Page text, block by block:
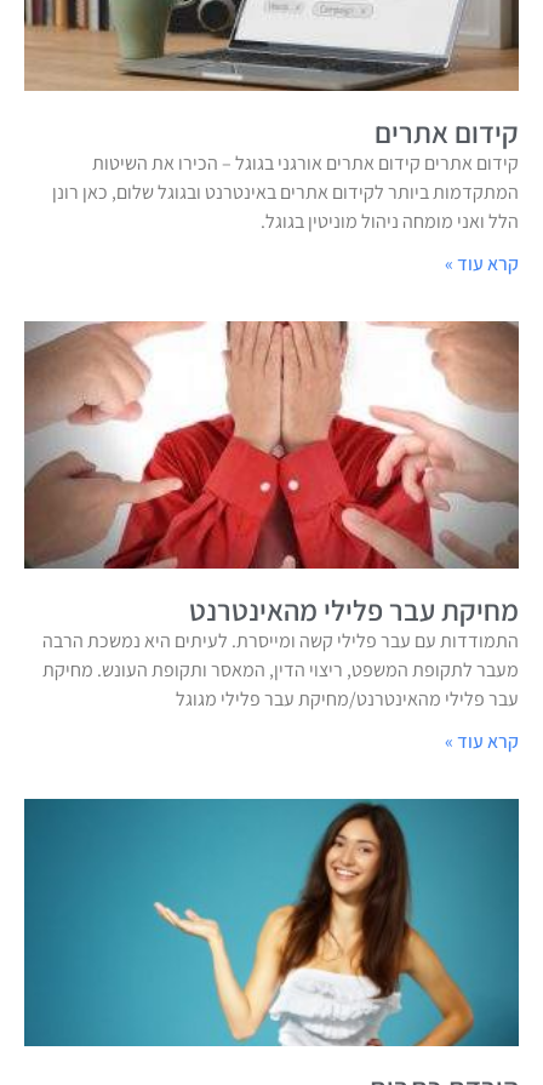
קידום אתרים
קידום אתרים קידום אתרים אורגני בגוגל – הכירו את השיטות
המתקדמות ביותר לקידום אתרים באינטרנט ובגוגל שלום, כאן רונן
הלל ואני מומחה ניהול מוניטין בגוגל.
קרא עוד »
מחיקת עבר פלילי מהאינטרנט
התמודדות עם עבר פלילי קשה ומייסרת. לעיתים היא נמשכת הרבה
מעבר לתקופת המשפט, ריצוי הדין, המאסר ותקופת העונש. מחיקת
עבר פלילי מהאינטרנט/מחיקת עבר פלילי מגוגל
קרא עוד »